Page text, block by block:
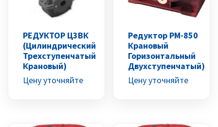
РЕДУКТОР Ц3ВК
(цилиндрический
Трехступенчатый
Крановый)
Цену уточняйте
Редуктор РМ-850
Крановый
Горизонтальный
Двухступенчатый)
Цену уточняйте